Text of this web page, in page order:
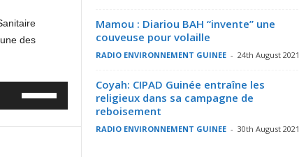
des
Mamou : Diariou BAH “invente” une
couveuse pour volaille
RADIO ENVIRONNEMENT GUINEE - 24th August 2021
Coyah: CIPAD Guinée entraîne les
religieux dans sa campagne de
reboisement
RADIO ENVIRONNEMENT GUINEE - 30th August 2021